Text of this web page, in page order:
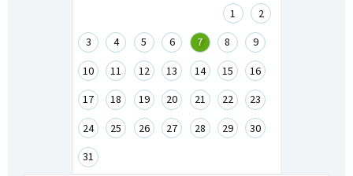
1
2
3 4 5 6 7 8 9
10 11 12 13 14 15 16
17 18 19 20 21 22 23
24 25 26 27 28 29 30
31